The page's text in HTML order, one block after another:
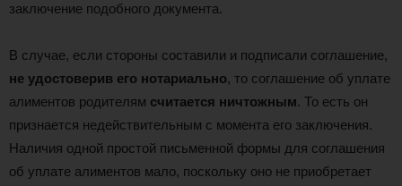
заключение подобного документа.
В случае, если стороны составили и подписали соглашение,
не удостоверив его нотариально, то соглашение об уплате
алиментов родителям считается ничтожным. То есть он
признается недействительным с момента его заключения.
Наличия одной простой письменной формы для соглашения
об уплате алиментов мало, поскольку оно не приобретает